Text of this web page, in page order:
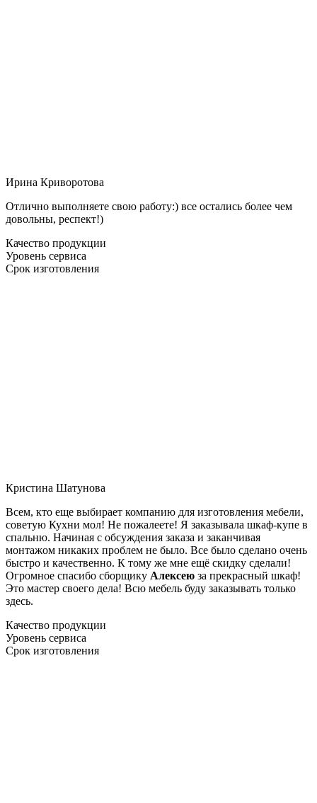
Ирина Криворотова
Отлично выполняете свою работу:) все остались более чем
довольны, респект!)
Качество продукции
Уровень сервиса
Срок изготовления
Кристина Шатунова
Всем, кто еще выбирает компанию для изготовления мебели,
советую Кухни мол! Не пожалеете! Я заказывала шкаф-купе в
спальню. Начиная с обсуждения заказа и заканчивая
монтажом никаких проблем не было. Все было сделано очень
быстро и качественно. К тому же мне ещё скидку сделали!
Огромное спасибо сборщику Алексею за прекрасный шкаф!
Это мастер своего дела! Всю мебель буду заказывать только
здесь.
Качество продукции
Уровень сервиса
Срок изготовления